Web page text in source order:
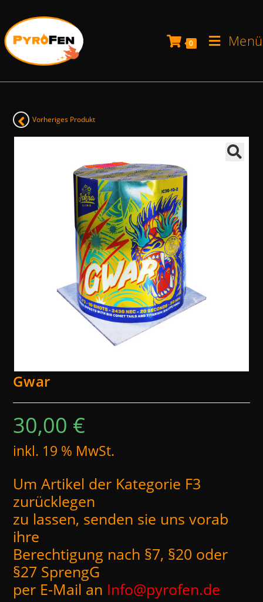
0 Menü
Vorheriges Produkt
Gwar
30,00 €
inkl. 19 % MwSt.
Um Artikel der Kategorie F3
zurücklegen
zu lassen, senden sie uns vorab
ihre
Berechtigung nach §7, §20 oder
§27 SprengG
per E-Mail an Info@pyrofen.de